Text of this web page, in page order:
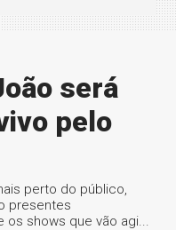
será
pelo
perto do público,
presentes
os shows que vão agi...